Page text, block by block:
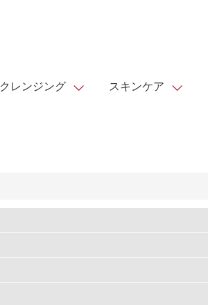
クレンジング スキンケア
シーンから選ぶ